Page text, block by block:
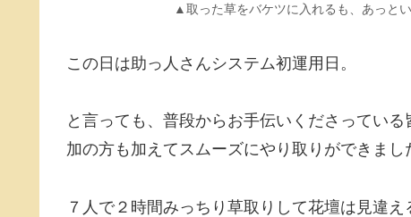
▲取った草をバケツに入れるも、あっと
この日は助っ人さんシステム初運用日。
と言っても、普段からお手伝いくださってい
加の方も加えてスムーズにやり取りができまし
７人で２時間みっちり草取りして花壇は見違え